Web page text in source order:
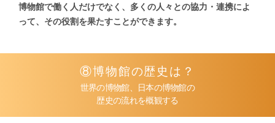
博物館で働く人だけでなく、多くの人々との協力・連携によ
って、 その役割を果たすことができます。
⑧博物館の歴史は？
世界の博物館、日本の博物館の
歴史の流れを概観する